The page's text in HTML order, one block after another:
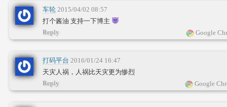
车轮 2015/04/02 08:57
打个酱油 支持一下博主
Google
Reply
打码平台 2016/01/24 16:47
天灾人祸，人祸比天灾更为惨烈
Google
Reply